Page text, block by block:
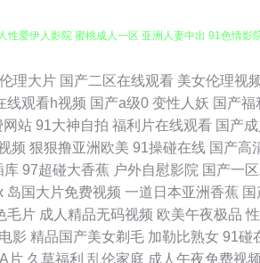
爱伊人影院 蜜桃成人一区 亚洲人妻中出 91色情
视频 色妞干网免费视频网站 91视频在线观看18
免费观看 99无码超碰 91网址在线观看 国产麻豆
大神最新地址 AV激情综合网 欧美成人精品 中文
三级网址直接免费 俺去也欧洲综合 男人的天堂
理大片 国产二区在线观看 美女伦理视
线观看h视频 国产a级0 变性人妖 国产福
网站 91大神自拍 福利片在线观看 国产
频 狠狠撸亚洲欧美 91操碰在线 国产高
库 97超碰大香蕉 户外自慰影院 国产一
岛国大片免费视频 一道日本亚洲香蕉
毛片 成人精品无码视频 欧美午夜极品
影 精品国产美女剃毛 加勒比熟女 91碰
片 久草福利 乱伦家庭 成人午夜免费视频